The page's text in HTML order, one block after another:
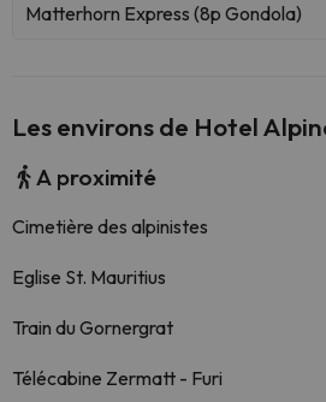
Matterhorn Express (8p Gondola)
Les environs de Hotel
A proximité
Cimetière des alpinistes
Eglise St. Mauritius
Train du Gornergrat
Télécabine Zermatt - Furi